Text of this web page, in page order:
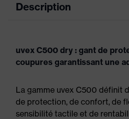
Description
uvex C500 dry : gant de
coupures garantissant une
La gamme uvex C500 définit
de protection, de confort, de
sensibilité tactile et de